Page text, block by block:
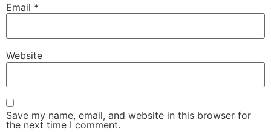
Email *
Website
Save my name, email, and website in this browser for
the next time I comment.